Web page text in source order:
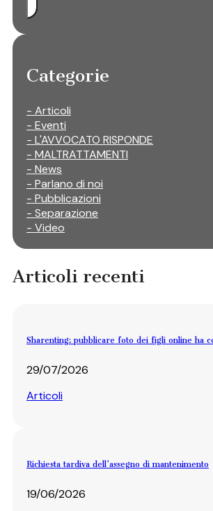
Categorie
- Articoli
- Eventi
- L'AVVOCATO RISPONDE
- MALTRATTAMENTI
- News
- Parlano di noi
- Pubblicazioni
- Separazione
- Video
Articoli recenti
Sharenting: pubblicare foto dei figli online ha
29/07/2026
Articoli
Richiesta tardiva dell’assegno di mantenimento
19/06/2026